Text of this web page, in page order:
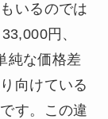
いるのでは
円、
純な価格差
向けている
す。この違